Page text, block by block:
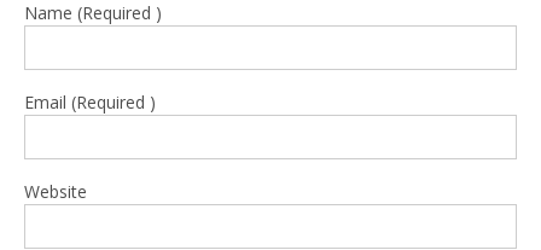
Name (Required )
Email (Required )
Website